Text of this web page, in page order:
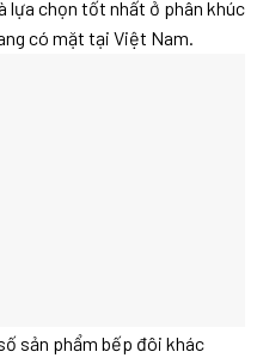
lựa chọn tốt nhất ở phân khúc
có mặt tại Việt Nam.
sản phẩm bếp đôi khác